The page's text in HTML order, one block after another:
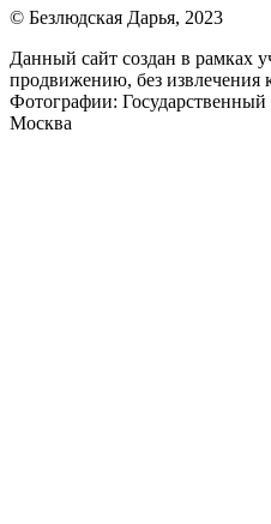
© Безлюдская Дарья, 2023
Данный сайт создан в рамках
продвижению, без извлечения
Фотографии:
Москва